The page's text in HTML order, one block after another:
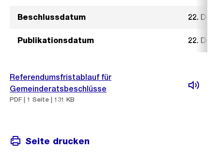
Beschlussdatum 22.
Publikationsdatum 22.
Referendumsfristablauf für
Gemeinderatsbeschlüsse
PDF | 1 Seite | 131 KB
Seite drucken